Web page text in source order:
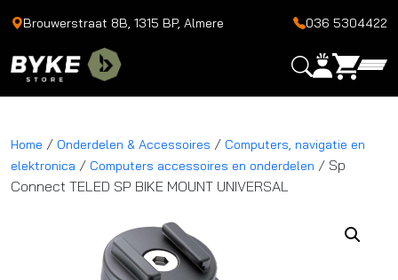
Brouwerstraat 8B, 1315 BP, Almere 036 5304422
Home / Onderdelen & Accessoires / Computers, navigatie en
elektronica / Computers accessoires en onderdelen / Sp
Connect TELED SP BIKE MOUNT UNIVERSAL